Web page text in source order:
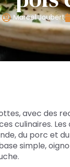
Marcel Joubert
avec des
culinaires.
du porc et
simple,